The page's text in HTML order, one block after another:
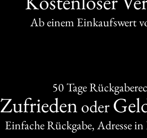
Ab einem Einkaufswert
50 Tage
Zufrieden oder
Einfache Rückgabe, Adresse